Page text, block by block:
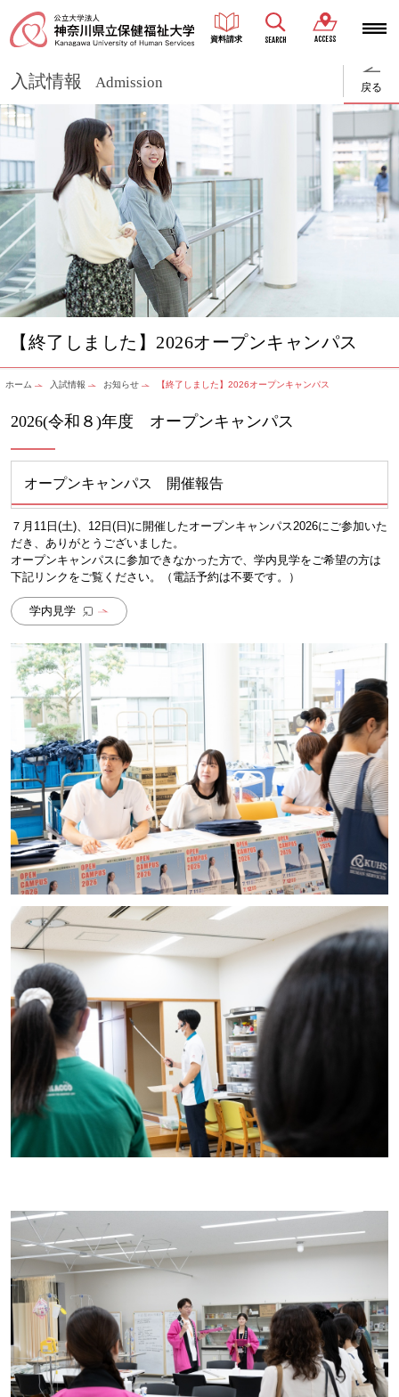
資料請求 SEARCH ACCESS
入試情報 Admission 戻る
【終了しました】2026オープンキャンパス
ホーム 入試情報 お知らせ 【終了しました】2026オープンキャンパス
2026(令和８)年度 オープンキャンパス
オープンキャンパス 開催報告
７月11日(土)、12日(日)に開催したオープンキャンパス2026にご参加いた
だき、ありがとうございました。
オープンキャンパスに参加できなかった方で、学内見学をご希望の方は
下記リンクをご覧ください。（電話予約は不要です。）
学内見学